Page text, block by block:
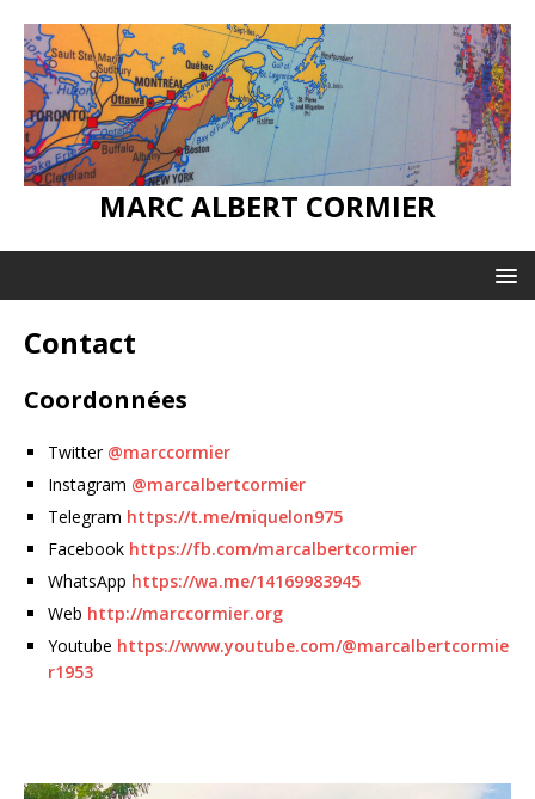
MARC ALBERT CORMIER
Contact
Coordonnées
Twitter @marccormier
Instagram @marcalbertcormier
Telegram https://t.me/miquelon975
Facebook https://fb.com/marcalbertcormier
WhatsApp https://wa.me/14169983945
Web http://marccormier.org
Youtube https://www.youtube.com/@marcalbertcormie
r1953